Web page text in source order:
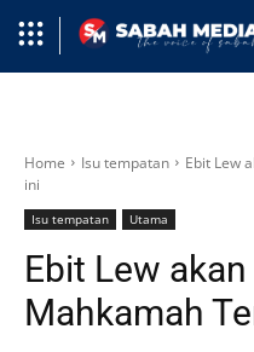
Home Isu tempatan
Ebit Lew
ini
Isu tempatan Utama
Ebit Lew
Mahkamah